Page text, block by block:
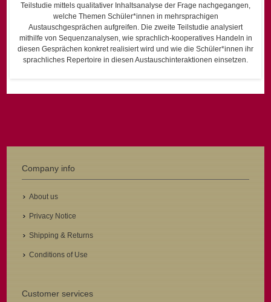
Teilstudie mittels qualitativer Inhaltsanalyse der Frage nachgegangen,
welche Themen Schüler*innen in mehrsprachigen
Austauschgesprächen aufgreifen. Die zweite Teilstudie analysiert
mithilfe von Sequenzanalysen, wie sprachlich-kooperatives Handeln in
diesen Gesprächen konkret realisiert wird und wie die Schüler*innen ihr
sprachliches Repertoire in diesen Austauschinteraktionen einsetzen.
Company info
About us
Privacy Notice
Shipping & Returns
Conditions of Use
Customer services